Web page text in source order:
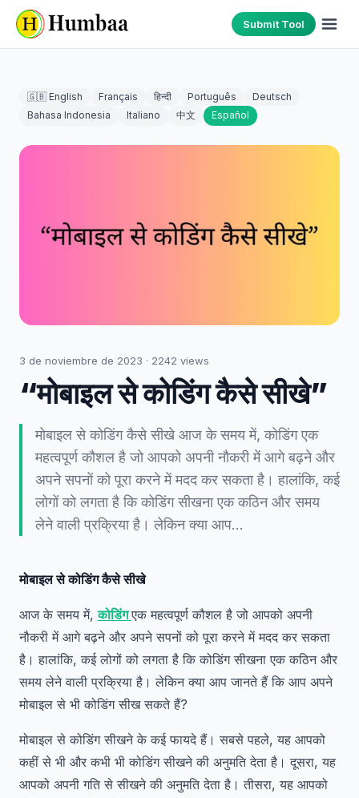
Submit Tool
🇬🇧 English Français हिन्दी Português
Deutsch
Bahasa Indonesia
Italiano 中文 Español
3 de noviembre de 2023 · 2242 views
“मोबाइल से कोडिंग कैसे सीखे”
मोबाइल से कोडिंग कैसे सीखे आज के समय में, कोडिंग एक
महत्वपूर्ण कौशल है जो आपको अपनी नौकरी में आगे बढ़ने और
अपने सपनों को पूरा करने में मदद कर सकता है। हालांकि, कई
लोगों को लगता है कि कोडिंग सीखना एक कठिन और समय
लेने वाली प्रक्रिया है। लेकिन क्या आप…
मोबाइल से कोडिंग कैसे सीखे
आज के समय में,कोडिंगएक महत्वपूर्ण कौशल है जो आपको अपनी
नौकरी में आगे बढ़ने और अपने सपनों को पूरा करने में मदद कर सकता
है। हालांकि, कई लोगों को लगता है कि कोडिंग सीखना एक कठिन और
समय लेने वाली प्रक्रिया है। लेकिन क्या आप जानते हैं कि आप अपने
मोबाइल से भी कोडिंग सीख सकते हैं?
मोबाइल से कोडिंग सीखने के कई फायदे हैं। सबसे पहले, यह आपको
कहीं से भी और कभी भी कोडिंग सीखने की अनुमति देता है। दूसरा, यह
आपको अपनी गति से सीखने की अनुमति देता है। तीसरा, यह आपको